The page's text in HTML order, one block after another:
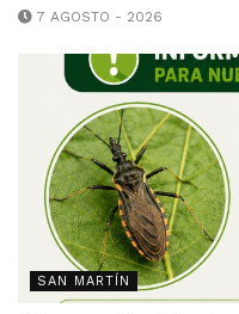
7 AGOSTO - 2026
SAN MARTÍN